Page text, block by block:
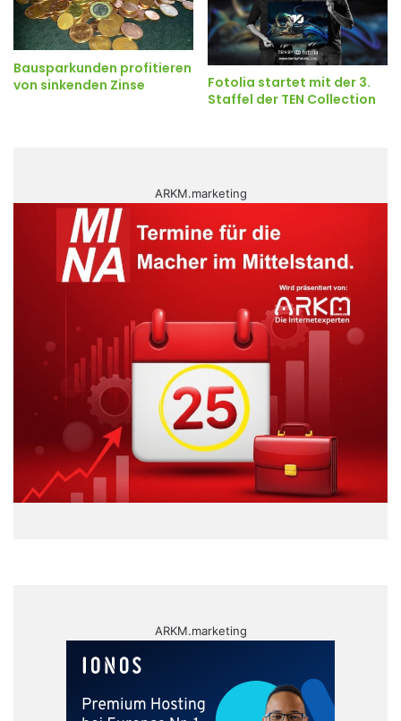
Bausparkunden profitieren
von sinkenden Zinse
Fotolia startet mit der 3.
Staffel der TEN Collection
ARKM.marketing
ARKM.marketing